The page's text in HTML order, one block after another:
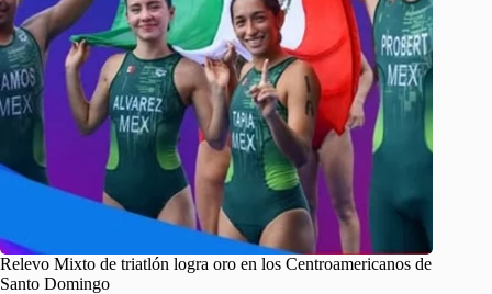
Relevo Mixto de triatlón logra oro en los Centroamericanos de
Santo Domingo